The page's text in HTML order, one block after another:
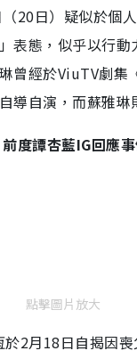
20日）疑似於個
表態，似乎以行動
曾經於ViuTV劇集
導自演，而蘇雅琳
度譚杏藍IG回應
點擊圖片放大
2月18日自揭因